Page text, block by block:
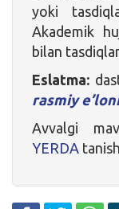
yoki
Akademik
bilan
Eslatma:
rasmiy e’loni
Avvalgi
YERDA